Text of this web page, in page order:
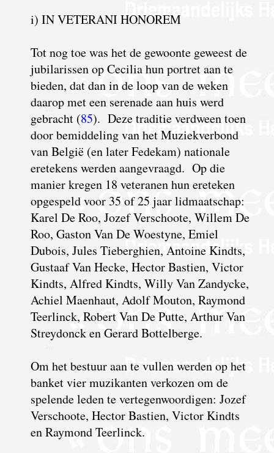
i) IN VETERANI HONOREM
Tot nog toe was het de gewoonte geweest de
jubilarissen op Cecilia hun portret aan te
bieden, dat dan in de loop van de weken
daarop met een serenade aan huis werd
gebracht (85). Deze traditie verdween toen
door bemiddeling van het Muziekverbond
van België (en later Fedekam) nationale
eretekens werden aangevraagd. Op die
manier kregen 18 veteranen hun ereteken
opgespeld voor 35 of 25 jaar lidmaatschap:
Karel De Roo, Jozef Verschoote, Willem De
Roo, Gaston Van De Woestyne, Emiel
Dubois, Jules Tieberghien, Antoine Kindts,
Gustaaf Van Hecke, Hector Bastien, Victor
Kindts, Alfred Kindts, Willy Van Zandycke,
Achiel Maenhaut, Adolf Mouton, Raymond
Teerlinck, Robert Van De Putte, Arthur Van
Streydonck en Gerard Bottelberge.
Om het bestuur aan te vullen werden op het
banket vier muzikanten verkozen om de
spelende leden te vertegenwoordigen: Jozef
Verschoote, Hector Bastien, Victor Kindts
en Raymond Teerlinck.